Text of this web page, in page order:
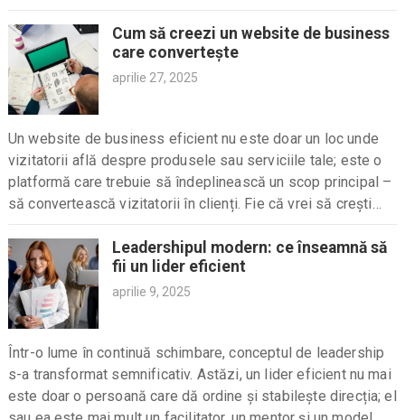
Cum să creezi un website de business
care convertește
aprilie 27, 2025
Un website de business eficient nu este doar un loc unde
vizitatorii află despre produsele sau serviciile tale; este o
platformă care trebuie să îndeplinească un scop principal –
să convertească vizitatorii în clienți. Fie că vrei să crești
Leadershipul modern: ce înseamnă să
fii un lider eficient
aprilie 9, 2025
Într-o lume în continuă schimbare, conceptul de leadership
s-a transformat semnificativ. Astăzi, un lider eficient nu mai
este doar o persoană care dă ordine și stabilește direcția; el